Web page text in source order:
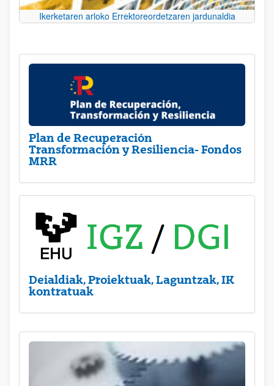
Ikerketaren arloko Errektoreordetzaren jardunaldia
Plan de Recuperación
Transformación y Resiliencia- Fondos
MRR
Deialdiak, Proiektuak, Laguntzak, IK
kontratuak